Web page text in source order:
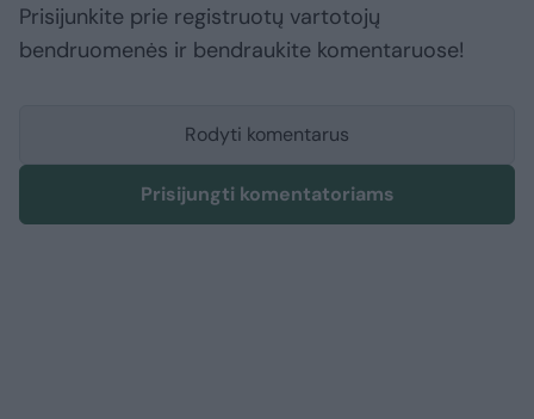
Prisijunkite prie registruotų vartotojų
bendruomenės ir bendraukite komentaruose!
Rodyti komentarus
Prisijungti komentatoriams